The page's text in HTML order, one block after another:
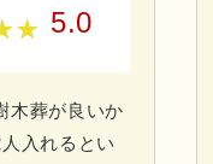
5.0
木葬が良いか
入れるとい